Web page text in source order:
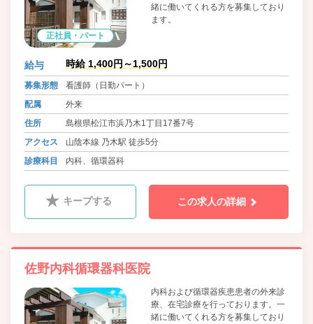
正社員・パート
緒に働いてくれる方を募集しており
ます。
給与 時給 1,400円～1,500円
募集形態
看護師（日勤パート）
配属
外来
住所
島根県松江市浜乃木1丁目17番7号
アクセス
山陰本線 乃木駅 徒歩5分
診療科目
内科、循環器科
キープする この求人の詳細
佐野内科循環器科医院
内科および循環器疾患患者の外来診
療、在宅診療を行っております。一
緒に働いてくれる方を募集しており